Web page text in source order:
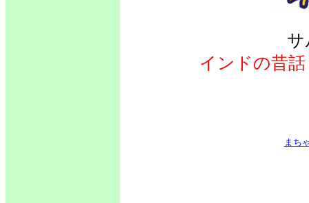
サ
インドの昔話
まち